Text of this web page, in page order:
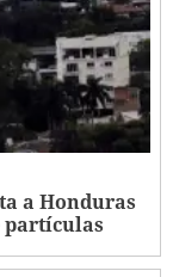
a Honduras
partículas